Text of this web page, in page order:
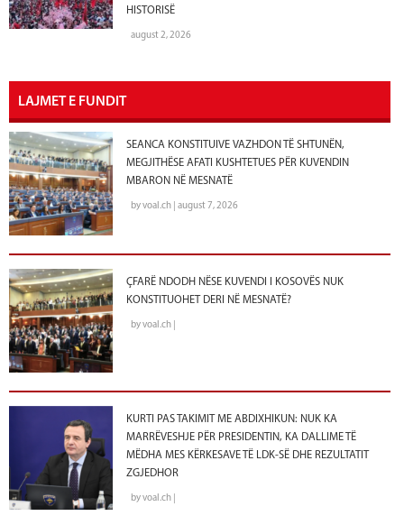
HISTORISË
august 2, 2026
LAJMET E FUNDIT
SEANCA KONSTITUIVE VAZHDON TË SHTUNËN,
MEGJITHËSE AFATI KUSHTETUES PËR KUVENDIN
MBARON NË MESNATË
by voal.ch | august 7, 2026
ÇFARË NDODH NËSE KUVENDI I KOSOVËS NUK
KONSTITUOHET DERI NË MESNATË?
by voal.ch |
KURTI PAS TAKIMIT ME ABDIXHIKUN: NUK KA
MARRËVESHJE PËR PRESIDENTIN, KA DALLIME TË
MËDHA MES KËRKESAVE TË LDK-SË DHE REZULTATIT
ZGJEDHOR
by voal.ch |